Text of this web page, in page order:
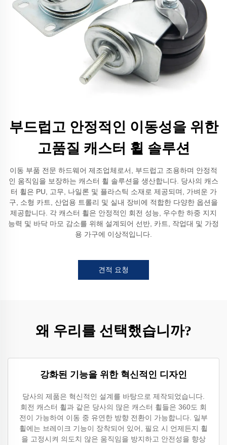
부드럽고 안정적인 이동성을 위한
고품질 캐스터 휠 솔루션
이동 부품 전문 하드웨어 제조업체로서, 부드럽고 조용하며 안정적
인 움직임을 보장하는 캐스터 휠 솔루션을 생산합니다. 당사의 캐스
터 휠은 PU, 고무, 나일론 및 플라스틱 소재로 제공되며, 가벼운 가
구, 소형 카트, 산업용 트롤리 및 실내 장비에 적합한 다양한 옵션을
제공합니다. 각 캐스터 휠은 안정적인 회전 성능, 우수한 하중 지지
능력 및 바닥 마모 감소를 위해 설계되어 선반, 카트, 작업대 및 가정
용 가구에 이상적입니다.
견적 요청
왜 우리를 선택했습니까?
강화된 기능을 위한 혁신적인 디자인
당사의 제품은 혁신적인 설계를 바탕으로 제작되었습니다.
회전 캐스터 휠과 같은 당사의 많은 캐스터 휠들은 360도 회
전이 가능하여 이동 중 유연한 방향 전환이 가능합니다. 일부
휠에는 브레이크 기능이 장착되어 있어, 필요 시 언제든지 휠
을 고정시켜 의도치 않은 움직임을 방지하고 안전성을 향상